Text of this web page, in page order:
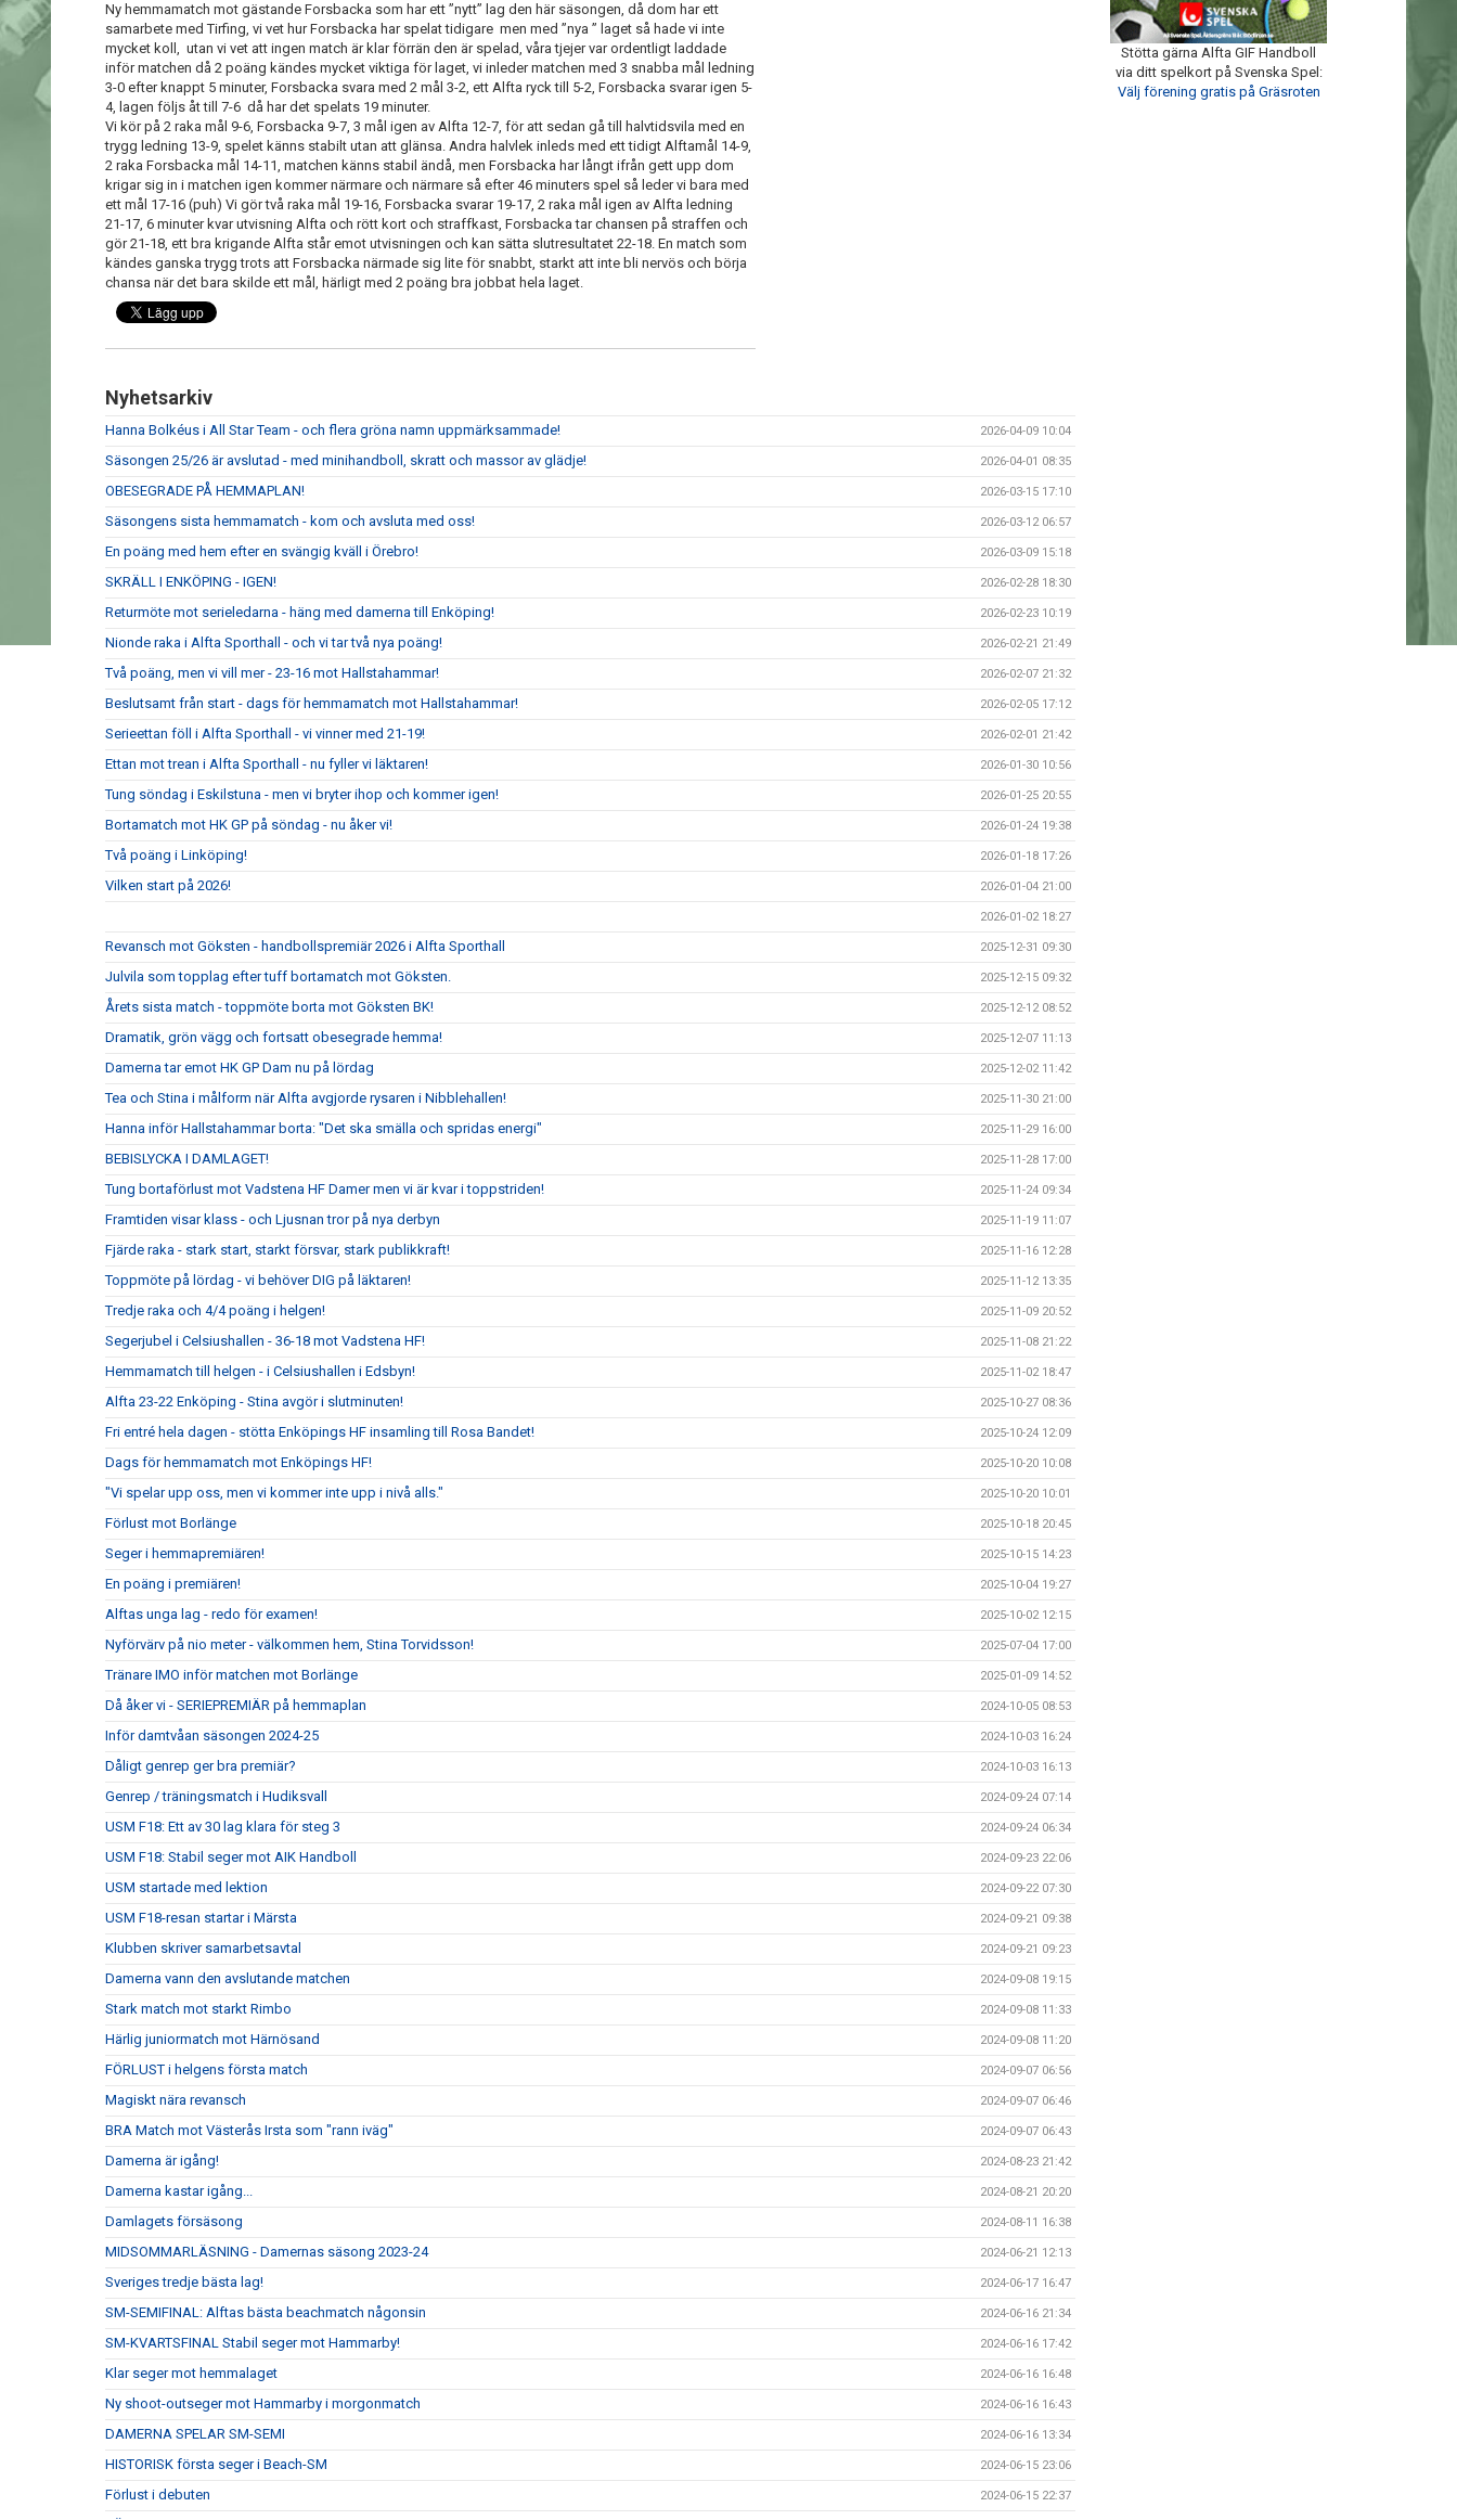
Ny hemmamatch mot gästande Forsbacka som har ett ”nytt” lag den här säsongen, då dom har ett
samarbete med Tirfing, vi vet hur Forsbacka har spelat tidigare men med ”nya ” laget så hade vi inte
mycket koll, utan vi vet att ingen match är klar förrän den är spelad, våra tjejer var ordentligt laddade
inför matchen då 2 poäng kändes mycket viktiga för laget, vi inleder matchen med 3 snabba mål ledning
3-0 efter knappt 5 minuter, Forsbacka svara med 2 mål 3-2, ett Alfta ryck till 5-2, Forsbacka svarar igen 5-
4, lagen följs åt till 7-6 då har det spelats 19 minuter.
Vi kör på 2 raka mål 9-6, Forsbacka 9-7, 3 mål igen av Alfta 12-7, för att sedan gå till halvtidsvila med en
trygg ledning 13-9, spelet känns stabilt utan att glänsa. Andra halvlek inleds med ett tidigt Alftamål 14-9,
2 raka Forsbacka mål 14-11, matchen känns stabil ändå, men Forsbacka har långt ifrån gett upp dom
krigar sig in i matchen igen kommer närmare och närmare så efter 46 minuters spel så leder vi bara med
ett mål 17-16 (puh) Vi gör två raka mål 19-16, Forsbacka svarar 19-17, 2 raka mål igen av Alfta ledning
21-17, 6 minuter kvar utvisning Alfta och rött kort och straffkast, Forsbacka tar chansen på straffen och
gör 21-18, ett bra krigande Alfta står emot utvisningen och kan sätta slutresultatet 22-18. En match som
kändes ganska trygg trots att Forsbacka närmade sig lite för snabbt, starkt att inte bli nervös och börja
chansa när det bara skilde ett mål, härligt med 2 poäng bra jobbat hela laget.
Nyhetsarkiv
Hanna Bolkéus i All Star Team - och flera gröna namn uppmärksammade! 2026-04-09 10:04
Säsongen 25/26 är avslutad - med minihandboll, skratt och massor av glädje! 2026-04-01 08:35
OBESEGRADE PÅ HEMMAPLAN! 2026-03-15 17:10
Säsongens sista hemmamatch - kom och avsluta med oss! 2026-03-12 06:57
En poäng med hem efter en svängig kväll i Örebro! 2026-03-09 15:18
SKRÄLL I ENKÖPING - IGEN! 2026-02-28 18:30
Returmöte mot serieledarna - häng med damerna till Enköping! 2026-02-23 10:19
Nionde raka i Alfta Sporthall - och vi tar två nya poäng! 2026-02-21 21:49
Två poäng, men vi vill mer - 23-16 mot Hallstahammar! 2026-02-07 21:32
Beslutsamt från start - dags för hemmamatch mot Hallstahammar! 2026-02-05 17:12
Serieettan föll i Alfta Sporthall - vi vinner med 21-19! 2026-02-01 21:42
Ettan mot trean i Alfta Sporthall - nu fyller vi läktaren! 2026-01-30 10:56
Tung söndag i Eskilstuna - men vi bryter ihop och kommer igen! 2026-01-25 20:55
Bortamatch mot HK GP på söndag - nu åker vi! 2026-01-24 19:38
Två poäng i Linköping! 2026-01-18 17:26
Vilken start på 2026! 2026-01-04 21:00
2026-01-02 18:27
Revansch mot Göksten - handbollspremiär 2026 i Alfta Sporthall 2025-12-31 09:30
Julvila som topplag efter tuff bortamatch mot Göksten. 2025-12-15 09:32
Årets sista match - toppmöte borta mot Göksten BK! 2025-12-12 08:52
Dramatik, grön vägg och fortsatt obesegrade hemma! 2025-12-07 11:13
Damerna tar emot HK GP Dam nu på lördag 2025-12-02 11:42
Tea och Stina i målform när Alfta avgjorde rysaren i Nibblehallen! 2025-11-30 21:00
Hanna inför Hallstahammar borta: "Det ska smälla och spridas energi" 2025-11-29 16:00
BEBISLYCKA I DAMLAGET! 2025-11-28 17:00
Tung bortaförlust mot Vadstena HF Damer men vi är kvar i toppstriden! 2025-11-24 09:34
Framtiden visar klass - och Ljusnan tror på nya derbyn 2025-11-19 11:07
Fjärde raka - stark start, starkt försvar, stark publikkraft! 2025-11-16 12:28
Toppmöte på lördag - vi behöver DIG på läktaren! 2025-11-12 13:35
Tredje raka och 4/4 poäng i helgen! 2025-11-09 20:52
Segerjubel i Celsiushallen - 36-18 mot Vadstena HF! 2025-11-08 21:22
Hemmamatch till helgen - i Celsiushallen i Edsbyn! 2025-11-02 18:47
Alfta 23-22 Enköping - Stina avgör i slutminuten! 2025-10-27 08:36
Fri entré hela dagen - stötta Enköpings HF insamling till Rosa Bandet! 2025-10-24 12:09
Dags för hemmamatch mot Enköpings HF! 2025-10-20 10:08
"Vi spelar upp oss, men vi kommer inte upp i nivå alls." 2025-10-20 10:01
Förlust mot Borlänge 2025-10-18 20:45
Seger i hemmapremiären! 2025-10-15 14:23
En poäng i premiären! 2025-10-04 19:27
Alftas unga lag - redo för examen! 2025-10-02 12:15
Nyförvärv på nio meter - välkommen hem, Stina Torvidsson! 2025-07-04 17:00
Tränare IMO inför matchen mot Borlänge 2025-01-09 14:52
Då åker vi - SERIEPREMIÄR på hemmaplan 2024-10-05 08:53
Inför damtvåan säsongen 2024-25 2024-10-03 16:24
Dåligt genrep ger bra premiär? 2024-10-03 16:13
Genrep / träningsmatch i Hudiksvall 2024-09-24 07:14
USM F18: Ett av 30 lag klara för steg 3 2024-09-24 06:34
USM F18: Stabil seger mot AIK Handboll 2024-09-23 22:06
USM startade med lektion 2024-09-22 07:30
USM F18-resan startar i Märsta 2024-09-21 09:38
Klubben skriver samarbetsavtal 2024-09-21 09:23
Damerna vann den avslutande matchen 2024-09-08 19:15
Stark match mot starkt Rimbo 2024-09-08 11:33
Härlig juniormatch mot Härnösand 2024-09-08 11:20
FÖRLUST i helgens första match 2024-09-07 06:56
Magiskt nära revansch 2024-09-07 06:46
BRA Match mot Västerås Irsta som "rann iväg" 2024-09-07 06:43
Damerna är igång! 2024-08-23 21:42
Damerna kastar igång... 2024-08-21 20:20
Damlagets försäsong 2024-08-11 16:38
MIDSOMMARLÄSNING - Damernas säsong 2023-24 2024-06-21 12:13
Sveriges tredje bästa lag! 2024-06-17 16:47
SM-SEMIFINAL: Alftas bästa beachmatch någonsin 2024-06-16 21:34
SM-KVARTSFINAL Stabil seger mot Hammarby! 2024-06-16 17:42
Klar seger mot hemmalaget 2024-06-16 16:48
Ny shoot-outseger mot Hammarby i morgonmatch 2024-06-16 16:43
DAMERNA SPELAR SM-SEMI 2024-06-16 13:34
HISTORISK första seger i Beach-SM 2024-06-15 23:06
Förlust i debuten 2024-06-15 22:37
Stötta gärna Alfta GIF Handboll
via ditt spelkort på Svenska Spel:
Välj förening gratis på Gräsroten